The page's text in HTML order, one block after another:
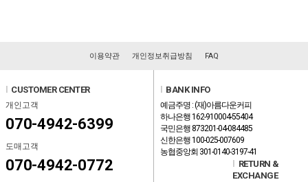
이용약관 개인정보취급방침 FAQ
CUSTOMER CENTER
개인고객
070-4942-6399
도매고객
070-4942-0772
BANK INFO
예금주명 : (재)아름다운커피
하나은행 162-910004-55404
국민은행 873201-04-084485
신한은행 100-025-007609
농협중앙회 301-0140-3197-41
RETURN &
EXCHANGE